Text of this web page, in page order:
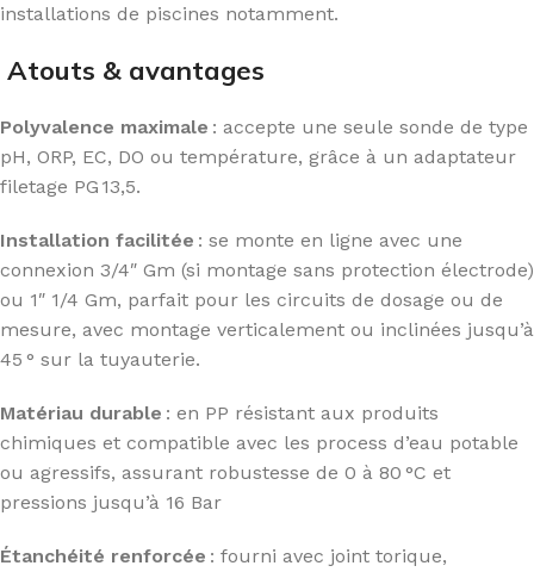
installations de piscines notamment.
Atouts & avantages
Polyvalence maximale : accepte une seule sonde de type
pH, ORP, EC, DO ou température, grâce à un adaptateur
filetage PG 13,5.
Installation facilitée : se monte en ligne avec une
connexion 3/4″ Gm (si montage sans protection électrode)
ou 1″ 1/4 Gm, parfait pour les circuits de dosage ou de
mesure, avec montage verticalement ou inclinées jusqu’à
45 ° sur la tuyauterie.
Matériau durable : en PP résistant aux produits
chimiques et compatible avec les process d’eau potable
ou agressifs, assurant robustesse de 0 à 80 °C et
pressions jusqu’à 16 Bar
Étanchéité renforcée : fourni avec joint torique,